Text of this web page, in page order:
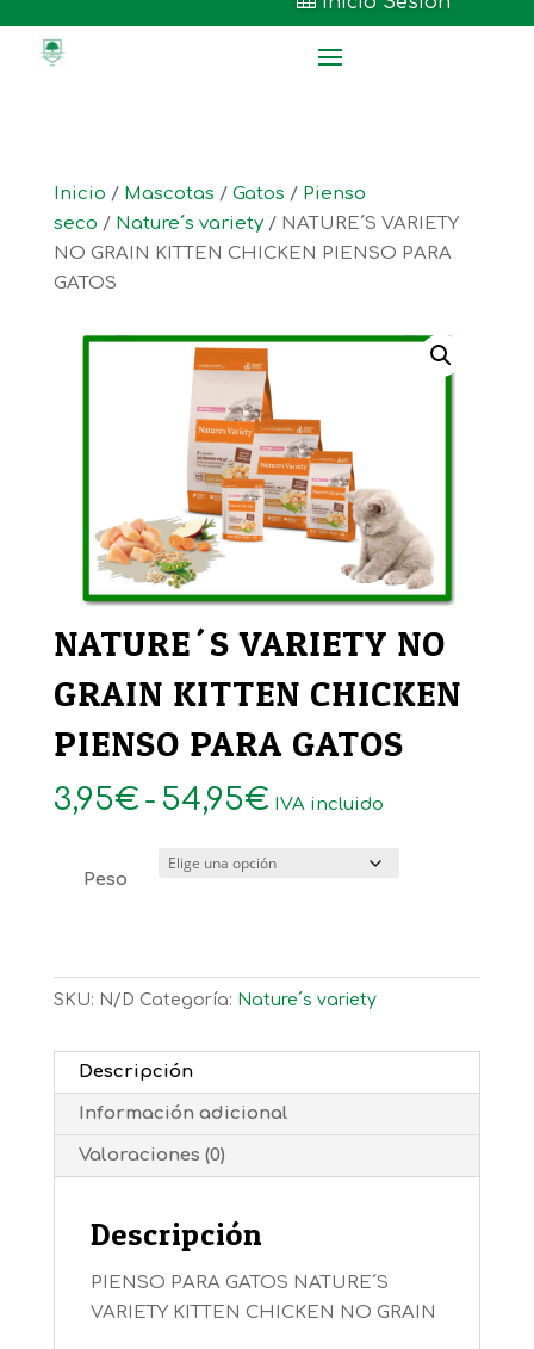
Inicio / Mascotas / Gatos / Pienso
seco / Nature´s variety/ NATURE´S VARIETY
NO GRAIN KITTEN CHICKEN PIENSO PARA
GATOS
NATURE´S VARIETY NO
GRAIN KITTEN CHICKEN
PIENSO PARA GATOS
3,95€ - 54,95€Rango
precios:
54,95€
IVA incluido
Peso
SKU: N/D Categoría: Nature´s variety
Descripción
Información adicional
Valoraciones (0)
Descripción
PIENSO PARA GATOS NATURE´S
VARIETY KITTEN CHICKEN NO GRAIN